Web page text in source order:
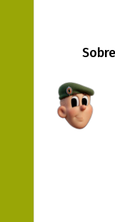
Sobre